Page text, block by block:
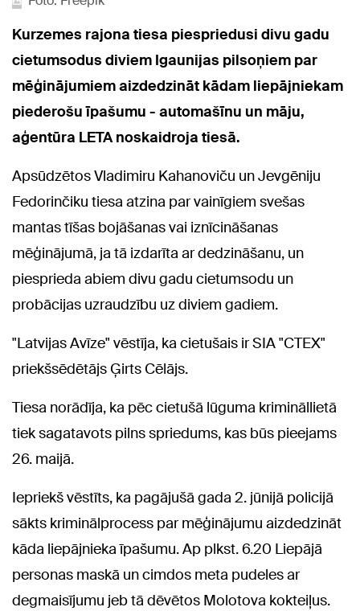
Kurzemes rajona tiesa piespriedusi divu gadu
cietumsodus diviem Igaunijas pilsoņiem par
mēģinājumiem aizdedzināt kādam liepājniekam
piederošu īpašumu - automašīnu un māju,
aģentūra LETA noskaidroja tiesā.
Apsūdzētos Vladimiru Kahanoviču un Jevgēniju
Fedorinčiku tiesa atzina par vainīgiem svešas
mantas tīšas bojāšanas vai iznīcināšanas
mēģinājumā, ja tā izdarīta ar dedzināšanu, un
piesprieda abiem divu gadu cietumsodu un
probācijas uzraudzību uz diviem gadiem.
"Latvijas Avīze" vēstīja, ka cietušais ir SIA "CTEX"
priekšsēdētājs Ģirts Cēlājs.
Tiesa norādīja, ka pēc cietušā lūguma krimināllietā
tiek sagatavots pilns spriedums, kas būs pieejams
26. maijā.
Iepriekš vēstīts, ka pagājušā gada 2. jūnijā policijā
sākts kriminālprocess par mēģinājumu aizdedzināt
kāda liepājnieka īpašumu. Ap plkst. 6.20 Liepājā
personas maskā un cimdos meta pudeles ar
degmaisījumu jeb tā dēvētos Molotova kokteiļus.